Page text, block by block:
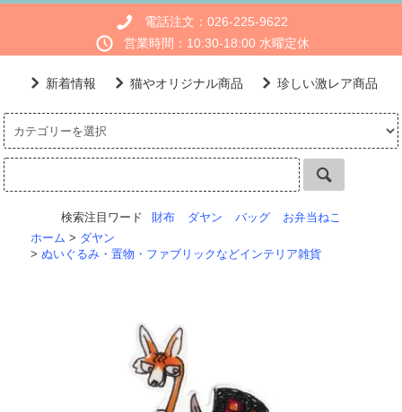
電話注文：026-225-9622
営業時間：10:30-18:00 水曜定休
新着情報 猫やオリジナル商品 珍しい激レア商品
検索注目ワード 財布 ダヤン バッグ
お弁当ねこ
ホーム > ダヤン
> ぬいぐるみ・置物・ファブリックなどインテリア雑貨